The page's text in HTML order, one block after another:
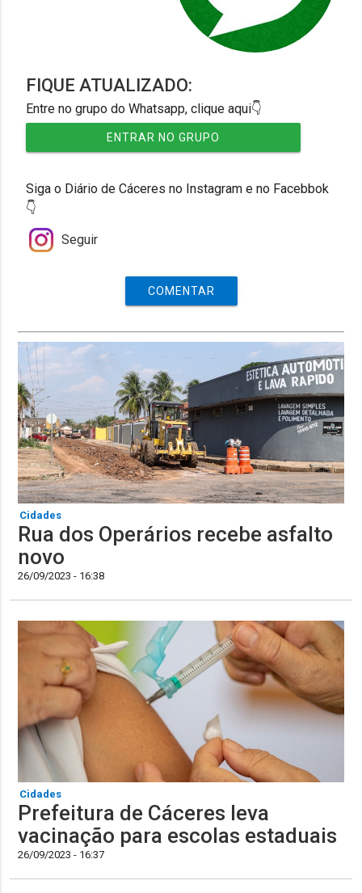
FIQUE ATUALIZADO:
Entre no grupo do Whatsapp, clique aqui👇
ENTRAR NO GRUPO
Siga o Diário de Cáceres no Instagram e no Facebbok
👇
Seguir
COMENTAR
Cidades
Rua dos Operários recebe asfalto
novo
26/09/2023 - 16:38
Cidades
Prefeitura de Cáceres leva
vacinação para escolas estaduais
26/09/2023 - 16:37